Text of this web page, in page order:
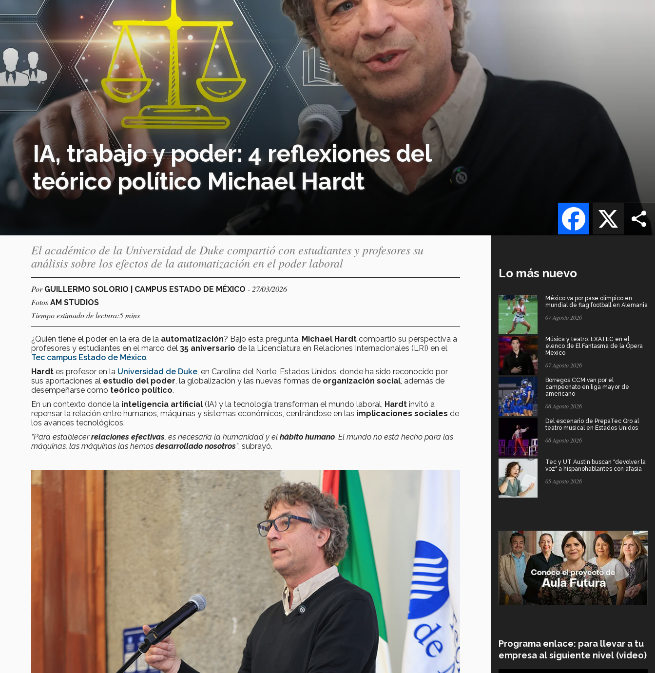
IA, trabajo y poder: 4 reflexiones del
teórico político Michael Hardt
X
Facebook
El académico de la Universidad de Duke compartió con estudiantes y profesores su
análisis sobre los efectos de la automatización en el poder laboral
Por GUILLERMO SOLORIO | CAMPUS ESTADO DE MÉXICO - 27/03/2026
Fotos AM STUDIOS
Tiempo estimado de lectura:5 mins
¿Quién tiene el poder en la era de la automatización? Bajo esta pregunta, Michael Hardt compartió su perspectiva a
profesores y estudiantes en el marco del 35 aniversario de la Licenciatura en Relaciones Internacionales (LRI) en el
Tec campus Estado de México.
Hardt es profesor en la Universidad de Duke , en Carolina del Norte, Estados Unidos, donde ha sido reconocido por
sus aportaciones al estudio del poder , la globalización y las nuevas formas de organización social , además de
desempeñarse como teórico político.
En un contexto donde la inteligencia artificial (IA) y la tecnología transforman el mundo laboral, Hardt invitó a
repensar la relación entre humanos, máquinas y sistemas económicos, centrándose en las implicaciones sociales de
los avances tecnológicos.
“Para establecerrelaciones efectivas , es necesaria la humanidad y el hábito humano. El mundo no está hecho para las
máquinas, las máquinas las hemos desarrollado nosotros”, subrayó.
Lo más nuevo
México va por pase olímpico en
mundial de flag football en Alemania
07 Agosto 2026
Música y teatro: EXATEC en el
elenco de El Fantasma de la Ópera
Mexico
07 Agosto 2026
Borregos CCM van por el
campeonato en liga mayor de
americano
06 Agosto 2026
Del escenario de PrepaTec Qro al
teatro musical en Estados Unidos
06 Agosto 2026
Tec y UT Austin buscan "devolver la
voz" a hispanohablantes con afasia
05 Agosto 2026
Programa enlace: para llevar a tu
empresa al siguiente nivel (video)